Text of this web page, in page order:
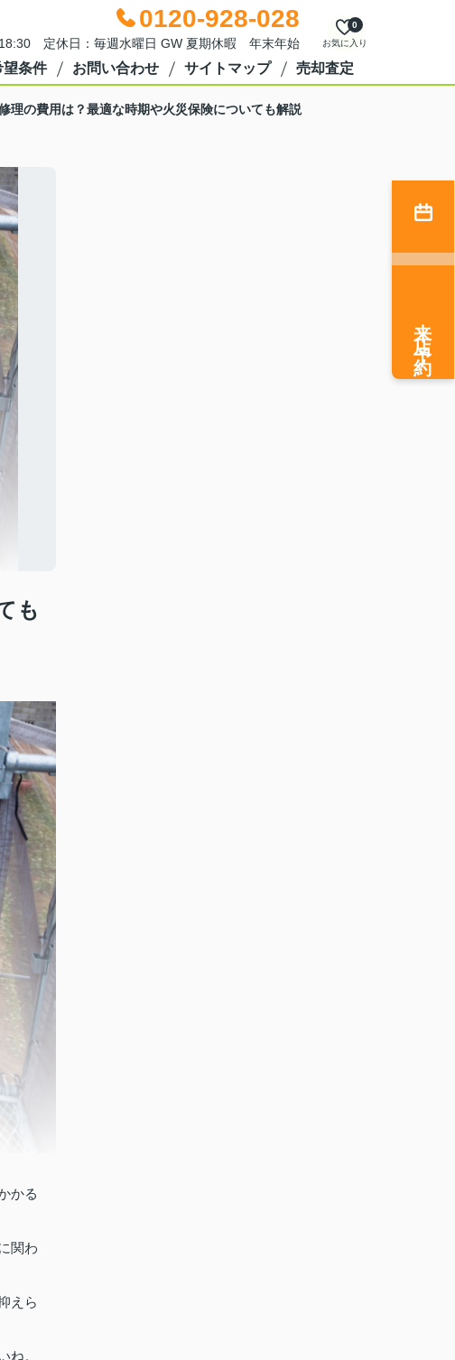
0120-928-028
定休日：毎週水曜日 GW 夏期休暇 年末年始 お気に入り
0
望条件 お問い合わせ サイトマップ 売却査定
理の費用は？最適な時期や火災保険についても解説
も
かる
関わ
えら
ね。
来店予約